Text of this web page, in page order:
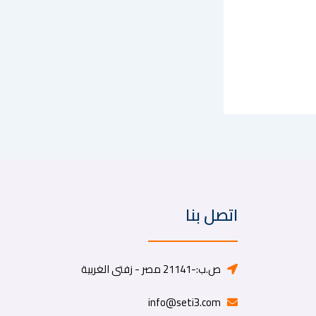
اتصل بنا
ص.ب:-21141 مصر - زفتى الغربية
info@seti3.com